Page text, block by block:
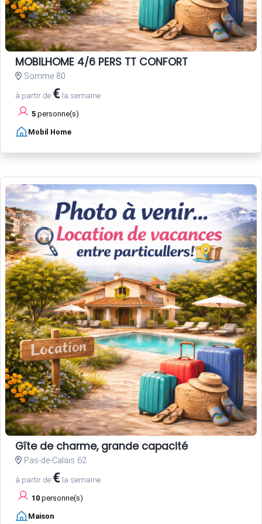
MOBILHOME 4/6 PERS TT CONFORT
Somme 80
à partir de € la semaine
5 personne(s)
Mobil Home
Gîte de charme, grande capacité
Pas-de-Calais 62
à partir de € la semaine
10 personne(s)
Maison